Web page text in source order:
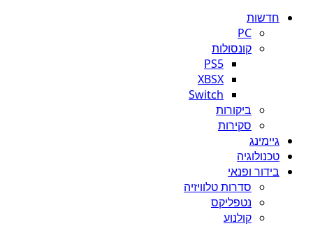
חדשות
PC
קונסולות
PS5
XBSX
Switch
ביקורות
סקירות
גיימינג
טכנולוגיה
בידור ופנאי
סדרות טלוויזיה
נטפליקס
קולנוע